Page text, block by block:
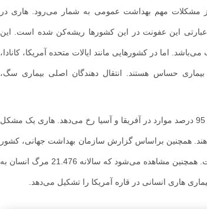
مشکلات مهم بهداشت عمومی به شمار می‌رود. هاری در
به عبارتی این عفونت در این کشورها ریشه‌کن شده است. این
اما در کشورهایی مانند ایالات متحده آمریکا، کانادا،
بیماری حساس هستند. انتقال دهندگان اصلی بیماری سگ،
تخمین زده می شود هاری سالانه باعث مرگ 59 هزار انسان در بیش از 150 کشور می شود که 95 درصد موارد در آفریقا و آسیا رخ می‌دهد. هاری یک مشکل
35.172 نفر جان خود را از دست می‌دهند. همچنین براساس گزارش سازمان بهداشت جهانی، کشور
هند عامل تقریباً 60 درصد از مرگ و میر هاری در آسیا و 35 درصد از مرگ و میرها در جهان است. همچنین مشاهده می‌شود که سالانه 21.476 مرگ انسان به
هاری انسانی در قاره آمریکا را تشکیل می‌دهد.